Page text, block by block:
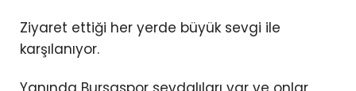
Ziyaret ettiği her yerde büyük sevgi ile
karşılanıyor.